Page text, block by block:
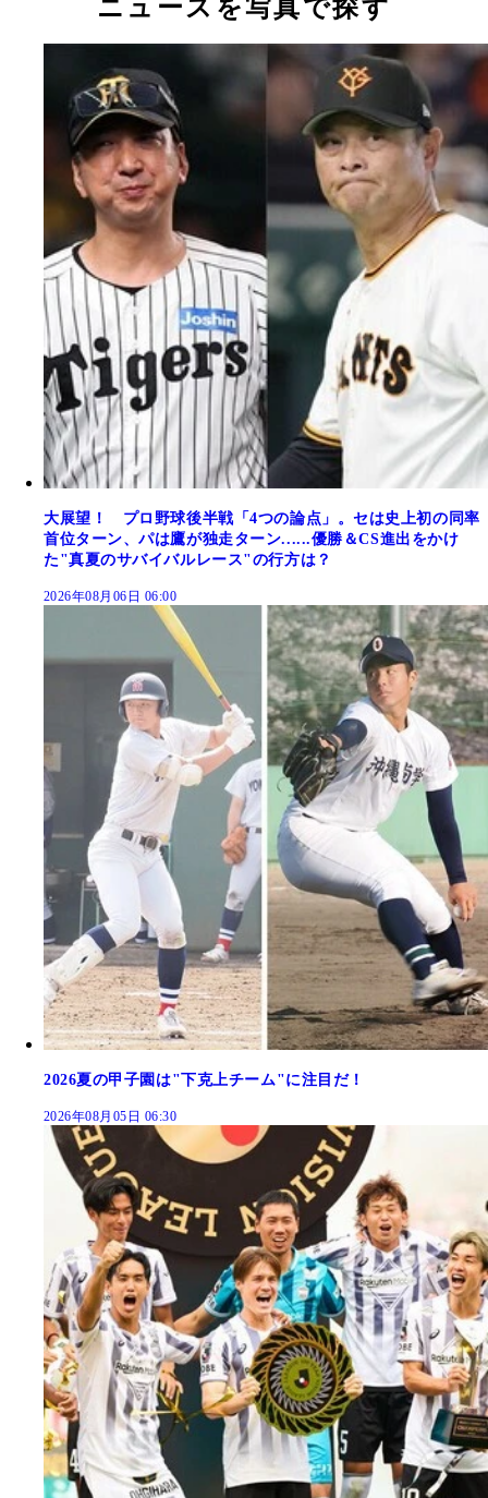
ニュースを写真で探す
大展望！ プロ野球後半戦「4つの論点」。セは史上初の同率
首位ターン、パは鷹が独走ターン......優勝＆CS進出をかけ
た"真夏のサバイバルレース"の行方は？
2026年08月06日 06:00
2026夏の甲子園は"下克上チーム"に注目だ！
2026年08月05日 06:30